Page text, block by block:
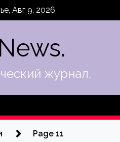
Авг 9, 2026
журнал.
Page 11